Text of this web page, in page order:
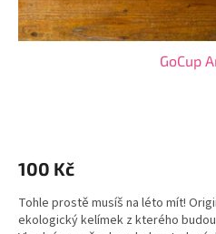
GoCup
100 Kč
Tohle prostě musíš na léto mít!
ekologický kelímek z kterého